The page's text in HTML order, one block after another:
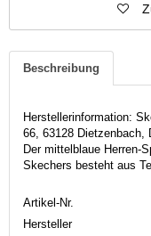
Beschreibung
Herstellerinformation:
66, 63128 Dietzenbach,
Der mittelblaue Herren-
Skechers besteht aus
Artikel-Nr.
Hersteller